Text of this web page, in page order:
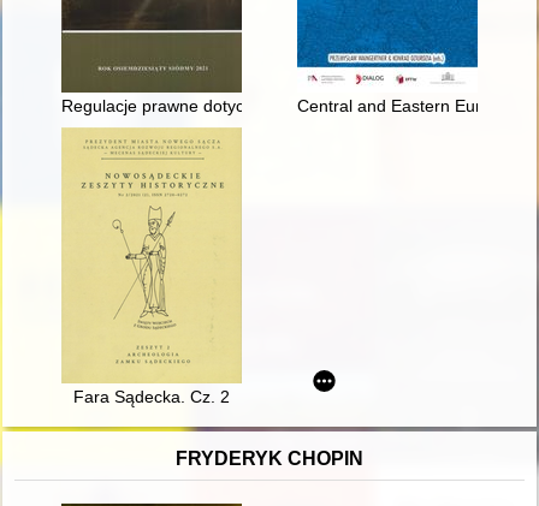
Regulacje prawne dotyczące przewodnictwa górskiego w
Central and Eastern Europe in
Fara Sądecka. Cz. 2
FRYDERYK CHOPIN